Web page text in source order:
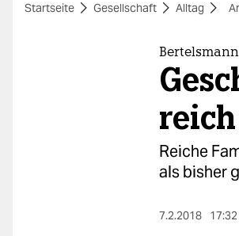
themen
Startseite Gesellschaft Alltag
reich
Reiche
als bisher
7.2.2018